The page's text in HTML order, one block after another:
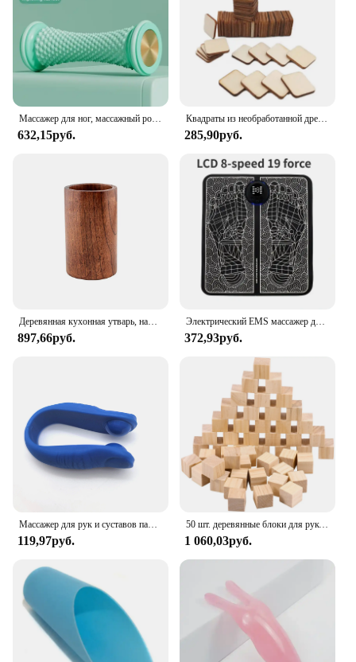
Массажер для ног, массажный ролик, массажный мяч для йоги, валик для подошвенной фасции, уход за расслаблением мышц, пластиковый ручной массажер для ног
632,15руб.
Квадраты из необработанной древесины для поделок «сделай сам», квадратные фанерные листы для сжигания древесины, лазерной резки, покраски, 50 шт., 30 мм
285,90руб.
Деревянная кухонная утварь, набор для приготовления пищи, бытовая лопатка, набор ложек, ложка для салата, вилка, ложка для перемешивания, кухонный набор для выпечки с ведром для хранения
897,66руб.
Электрический EMS массажер для ног, электрический массажер для стимуляции мышц, портативный USB-зарядка
372,93руб.
119,97руб.
50 шт. деревянные блоки для рукоделия из сосны 1 дюйм квадратные блоки DIY незаконченные деревянные кубики для рукоделия натуральные деревянные кубики деревянные кубики
1 060,03руб.